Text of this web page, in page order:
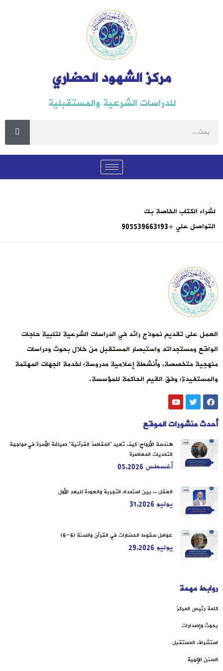
مركز الشهود الحضاري
للدراسات الشرعية والمستقبلية
لشراء الكتاب الخاصة بك
التواصل علي +905539663193
العمل على تقديم نموذج رائد في الدراسات الشرعية لتلبية حاجات
الواقع ومستجداته واستبصار المستقبل من خلال بحوث ودراسات
منهجية متخصصة، وأنشطة إعلامية مدروسة؛ لخدمة الجهات المهتمة
والمستفيدة؛ وفق القيم الحاكمة للمؤسسة.
أحدث منشورات الموقع
هندسة الأرواح: كيف تُعيد “المقاصدُ القرآنية” صياغةَ الأسرة في مواجهة
التحديات المعاصرة
أغسطس 05,2026
العقل .. بين استمداد التجربة والعودة للبعد الأول
يوليو 31,2026
عوامل سقوط الحضارات في القرآن والسنة (6-6)
يوليو 29,2026
روابط مهمة
كلمة رئيس المركز
بحوث وإصدارات
استشراف المستقبل
السنن الإلهية